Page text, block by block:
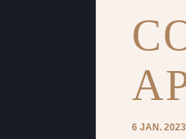
6 JAN. 2023